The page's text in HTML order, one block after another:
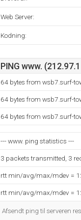
Web Server:
Kodning:
PING www.
64 bytes from wsb7.surf-
64 bytes from wsb7.surf-
64 bytes from wsb7.surf-
--- www. ping statistics ---
3 packets transmitted, 3
rtt min/avg/max/mdev =
rtt min/avg/max/mdev =
Afsendt ping til serveren